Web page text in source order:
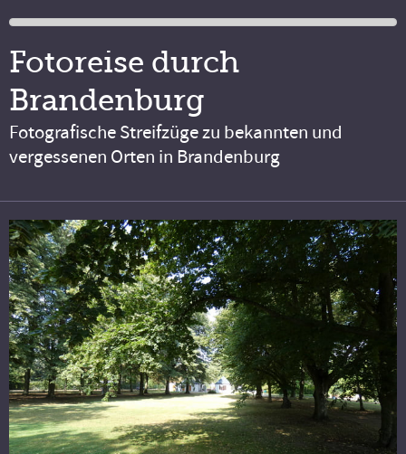
Fotoreise durch
Brandenburg
Fotografische Streifzüge zu bekannten und
vergessenen Orten in Brandenburg